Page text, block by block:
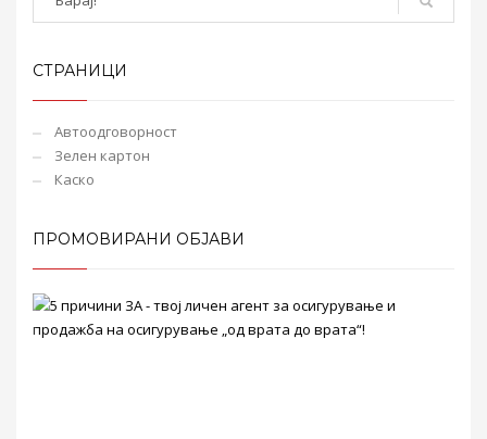
СТРАНИЦИ
Автоодговорност
Зелен картон
Каско
ПРОМОВИРАНИ ОБЈАВИ